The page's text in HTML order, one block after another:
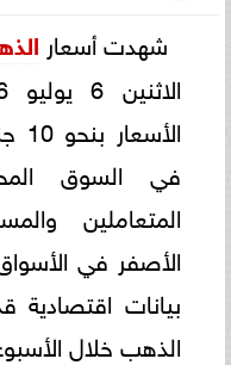
شهدت أسعار
في السوق
المتعاملين
الأصفر في
بيانات اقتصادية
الذهب خلال